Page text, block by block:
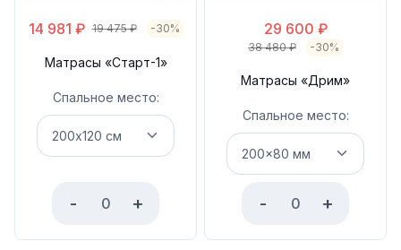
14 981 ₽ 19 475₽ -30%
Матрасы «Старт-1»
Спальное место:
- +
29 600 ₽
38 480₽ -30%
Матрасы «Дрим»
Спальное место:
- +